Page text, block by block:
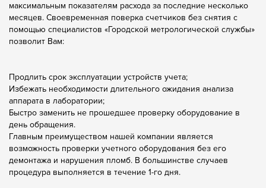
максимальным показателям расхода за последние несколько
месяцев. Своевременная поверка счетчиков без снятия с
помощью специалистов «Городской метрологической службы»
позволит Вам:
Продлить срок эксплуатации устройств учета;
Избежать необходимости длительного ожидания анализа
аппарата в лаборатории;
Быстро заменить не прошедшее проверку оборудование в
день обращения.
Главным преимуществом нашей компании является
возможность проверки учетного оборудования без его
демонтажа и нарушения пломб. В большинстве случаев
процедура выполняется в течение 1-го дня.